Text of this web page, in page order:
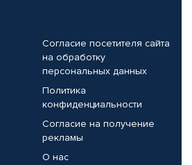
Согласие посетителя сайта
на обработку
персональных данных
Политика
конфиденциальности
Согласие на получение
рекламы
О нас